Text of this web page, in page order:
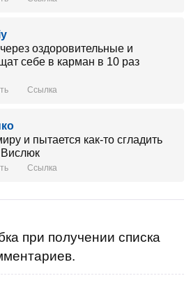
оздоровительные и
себе в карман в 10 раз
Ссылка
и пытается как-то сгладить
Ссылка
при получении списка